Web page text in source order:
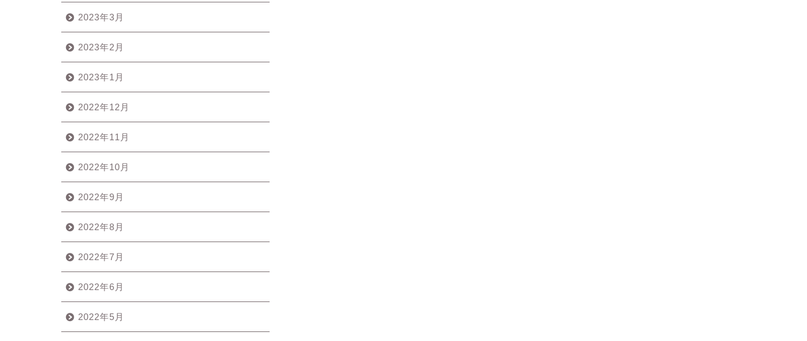
2023年3月
2023年2月
2023年1月
2022年12月
2022年11月
2022年10月
2022年9月
2022年8月
2022年7月
2022年6月
2022年5月